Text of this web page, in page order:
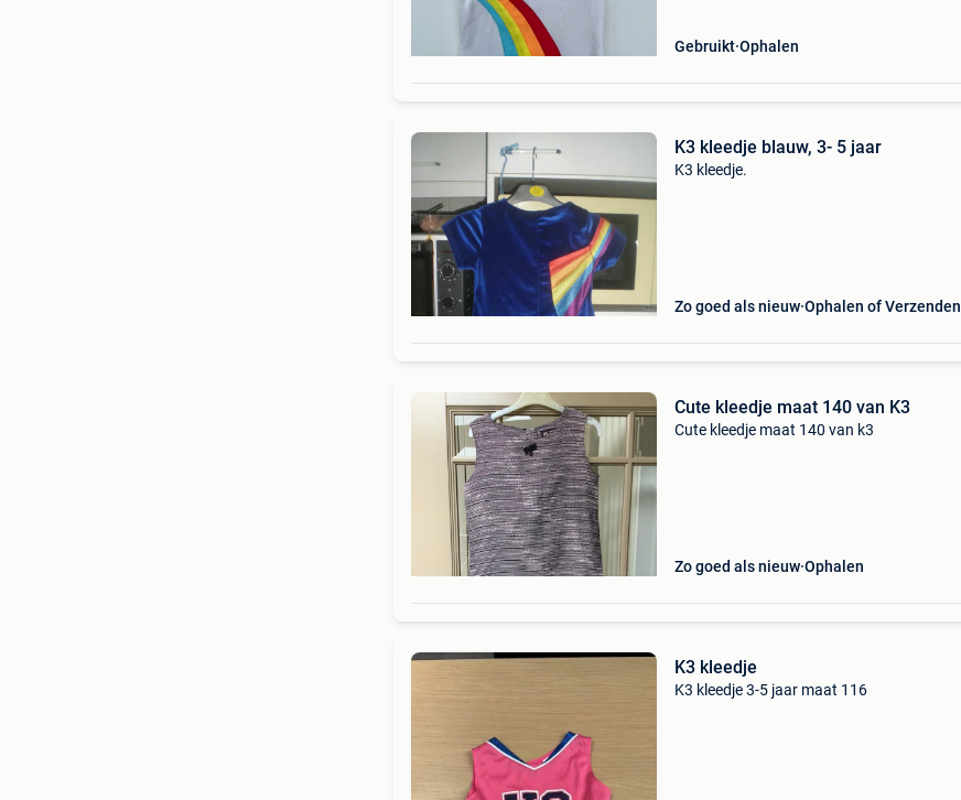
Gebruikt Ophalen
K3 kleedje blauw, 3- 5 jaar
K3 kleedje.
Zo goed als nieuw Ophalen of Verzenden
Cute kleedje maat 140 van K3
Cute kleedje maat 140 van k3
Zo goed als nieuw Ophalen
K3 kleedje
K3 kleedje 3-5 jaar maat 116